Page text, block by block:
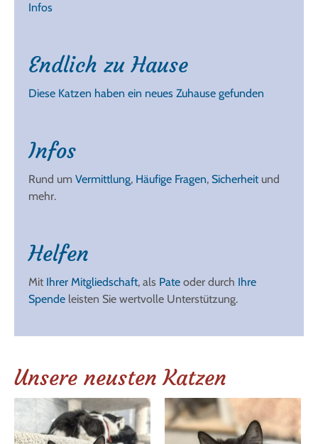
Infos
Endlich zu Hause
Diese Katzen haben ein neues Zuhause gefunden
Infos
Rund um Vermittlung, Häufige Fragen, Sicherheitund
mehr.
Helfen
Mit Ihrer Mitgliedschaft, als Pate oder durch Ihre
Spende leisten Sie wertvolle Unterstützung.
Unsere neusten Katzen